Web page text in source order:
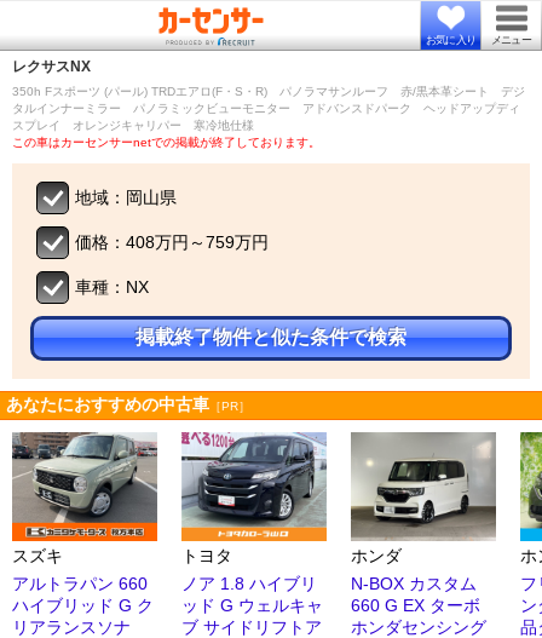
お気に入り メニュー
レクサス NX
350h Fスポーツ (パール) TRDエアロ(F・S・R) パノラマサンルーフ 赤/黒本革シート デジ
タルインナーミラー パノラミックビューモニター アドバンスドパーク ヘッドアップディ
スプレイ オレンジキャリパー 寒冷地仕様
この車はカーセンサーnetでの掲載が終了しております。
地域：岡山県
価格：408万円～759万円
車種：NX
掲載終了物件と似た条件で検索
あなたにおすすめの中古車 ［PR］
スズキ
アルトラパン 660
ハイブリッド G ク
リアランスソナ
トヨタ
ノア 1.8 ハイブリ
ッド G ウェルキャ
ブ サイドリフトア
ホンダ
N-BOX カスタム
660 G EX ターボ
ホンダセンシング
ホ
フ
品